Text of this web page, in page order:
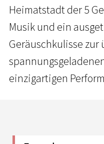
Heimatstadt der 5
Musik und ein
Geräuschkulisse
einzigartigen